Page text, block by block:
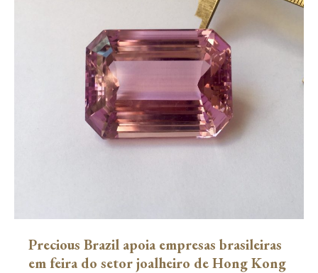
Precious Brazil apoia empresas brasileiras
em feira do setor joalheiro de Hong Kong